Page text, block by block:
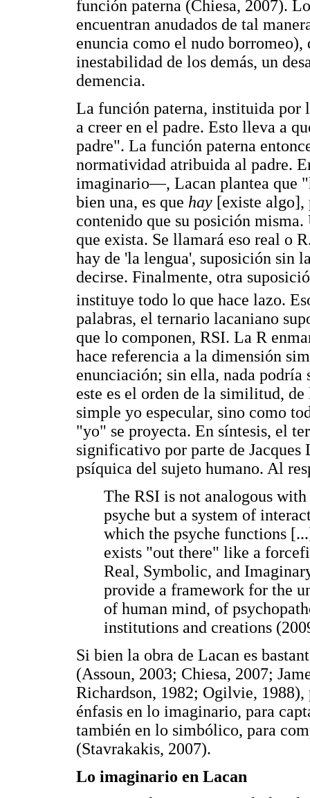
función paterna (Chiesa, 2007).
encuentran anudados de tal
enuncia como el nudo borromeo),
inestabilidad de los demás, un
demencia.
La función paterna, instituida
a creer en el padre. Esto lleva a
padre". La función paterna
normatividad atribuida al padre.
imaginario—, Lacan plantea que
bien una, es que hay [existe algo],
contenido que su posición
que exista. Se llamará eso real o
hay de 'la lengua', suposición sin
decirse. Finalmente, otra
instituye todo lo que hace lazo.
palabras, el ternario lacaniano
que lo componen, RSI. La R
hace referencia a la dimensión
enunciación; sin ella, nada
este es el orden de la similitud,
simple yo especular, sino como
"yo" se proyecta. En síntesis, el
significativo por parte de Jacques
psíquica del sujeto humano. Al
The RSI is not analogous
psyche but a system of
which the psyche functions
exists "out there" like a
Real, Symbolic, and
provide a framework for the
of human mind, of
institutions and creations
Si bien la obra de Lacan es
(Assoun, 2003; Chiesa, 2007;
Richardson, 1982; Ogilvie, 1988),
énfasis en lo imaginario, para
también en lo simbólico, para
(Stavrakakis, 2007).
Lo imaginario en Lacan